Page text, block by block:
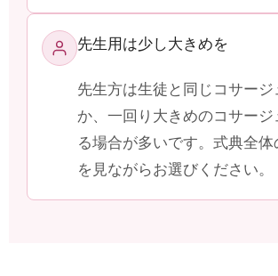
先生用は少し大きめを
先生方は生徒と同じコサージ
か、一回り大きめのコサー
る場合が多いです。式典全体
を見ながらお選びください。